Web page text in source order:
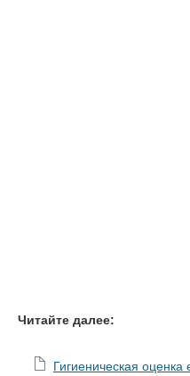
Читайте далее:
Гигиеническая оценка